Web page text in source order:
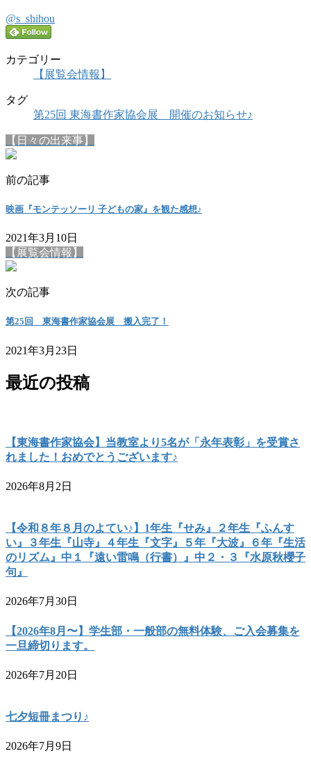
@s_shihou
カテゴリー
【展覧会情報】
タグ
第25回 東海書作家協会展 開催のお知らせ♪
【日々の出来事】
前の記事
映画『モンテッソーリ 子どもの家』を観た感想♪
2021年3月10日
【展覧会情報】
次の記事
第25回 東海書作家協会展 搬入完了！
2021年3月23日
最近の投稿
【東海書作家協会】当教室より5名が「永年表彰」を受賞さ
れました！おめでとうございます♪
2026年8月2日
【令和８年８月のよてい♪】1年生『せみ』２年生『ふんす
い』３年生『山寺』４年生『文字』５年『大波』６年『生活
のリズム』中１『遠い雷鳴（行書）』中２・３『水原秋櫻子
句』
2026年7月30日
【2026年8月〜】学生部・一般部の無料体験、ご入会募集を
一旦締切ります。
2026年7月20日
七夕短冊まつり♪
2026年7月9日